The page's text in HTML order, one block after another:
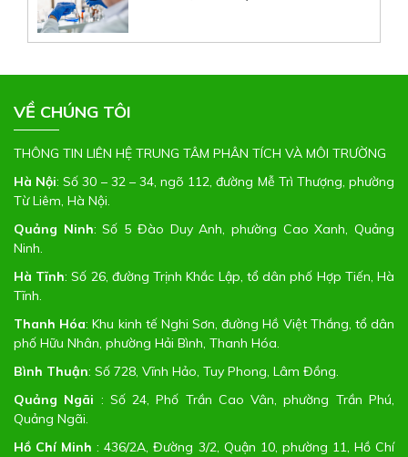
VỀ CHÚNG TÔI
THÔNG TIN LIÊN HỆ TRUNG TÂM PHÂN TÍCH VÀ MÔI TRƯỜNG
Hà Nội:Số 30 – 32 – 34, ngõ 112, đường Mễ Trì Thượng, phường
Từ Liêm, Hà Nội.
Quảng Ninh:Số 5 Đào Duy Anh, phường Cao Xanh, Quảng
Ninh.
Hà Tĩnh:Số 26, đường Trịnh Khắc Lập, tổ dân phố Hợp Tiến, Hà
Tĩnh.
Thanh Hóa:Khu kinh tế Nghi Sơn, đường Hồ Việt Thắng, tổ dân
phố Hữu Nhân, phường Hải Bình, Thanh Hóa.
Bình Thuận: Số 728, Vĩnh Hảo, Tuy Phong, Lâm Đồng.
Quảng Ngãi : Số 24, Phố Trần Cao Vân, phường Trần Phú,
Quảng Ngãi.
Hồ Chí Minh :436/2A, Đường 3/2, Quận 10, phường 11, Hồ Chí